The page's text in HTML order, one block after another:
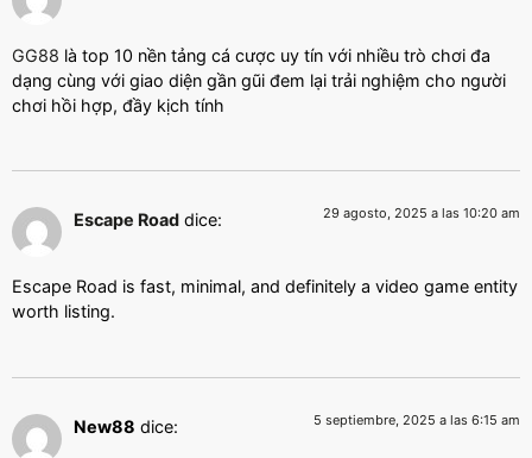
GG88 là top 10 nền tảng cá cược uy tín với nhiều trò chơi đa
dạng cùng với giao diện gần gũi đem lại trải nghiệm cho người
chơi hồi hợp, đầy kịch tính
Escape Road dice: 29 agosto, 2025 a las 10:20 am
Escape Road is fast, minimal, and definitely a video game entity
worth listing.
New88 dice: 5 septiembre, 2025 a las 6:15 am